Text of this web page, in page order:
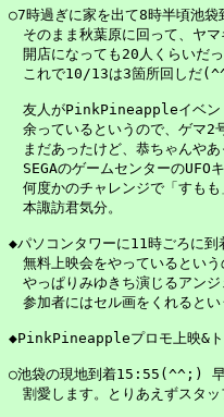
○7時過ぎに家を出て8時半頃池
そのまま秋葉原に回って、ヤ
開店になっても20人くらいだ
これで10/13は3箇所回しだ
友人がPinkPineappleイベント
余っているというので、ゲマ2
まだあったけど、恭ちゃんや
SEGAのゲームセンターのUFO
何度かのチャレンジで「すも
本諏訪君気分。
◆パソコンタワーに11時ごろに
無料上映会をやっているとい
やっぱりみゆきち演じるアン
参加者にはセル画をくれるとい
◆PinkPineappleプロモ上映&ト
○池袋の現地到着15:55(^^;) 早
割愛します。とりあえずスタッ